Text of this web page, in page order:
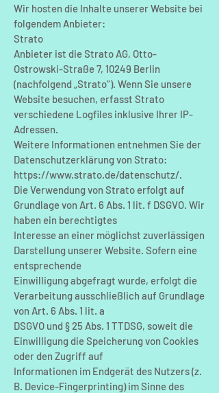
Wir hosten die Inhalte unserer Website bei
folgendem Anbieter:
Strato
Anbieter ist die Strato AG, Otto-
Ostrowski-Straße 7, 10249 Berlin
(nachfolgend „Strato“). Wenn Sie unsere
Website besuchen, erfasst Strato
verschiedene Logfiles inklusive Ihrer IP-
Adressen.
Weitere Informationen entnehmen Sie der
Datenschutzerklärung von Strato:
https://www.strato.de/datenschutz/.
Die Verwendung von Strato erfolgt auf
Grundlage von Art. 6 Abs. 1 lit. f DSGVO. Wir
haben ein berechtigtes
Interesse an einer möglichst zuverlässigen
Darstellung unserer Website. Sofern eine
entsprechende
Einwilligung abgefragt wurde, erfolgt die
Verarbeitung ausschließlich auf Grundlage
von Art. 6 Abs. 1 lit. a
DSGVO und § 25 Abs. 1 TTDSG, soweit die
Einwilligung die Speicherung von Cookies
oder den Zugriff auf
Informationen im Endgerät des Nutzers (z.
B. Device-Fingerprinting) im Sinne des